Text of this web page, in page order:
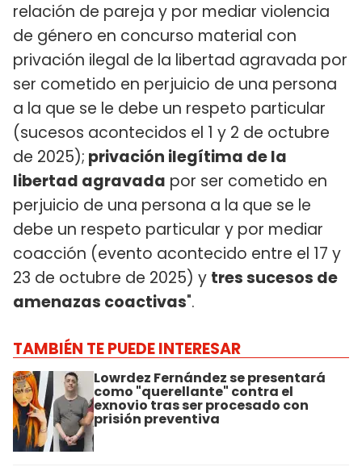
relación de pareja y por mediar violencia
de género en concurso material con
privación ilegal de la libertad agravada por
ser cometido en perjuicio de una persona
a la que se le debe un respeto particular
(sucesos acontecidos el 1 y 2 de octubre
de 2025); privación ilegítima de la
libertad agravada por ser cometido en
perjuicio de una persona a la que se le
debe un respeto particular y por mediar
coacción (evento acontecido entre el 17 y
23 de octubre de 2025) y tres sucesos de
amenazas coactivas".
TAMBIÉN TE PUEDE INTERESAR
Lowrdez Fernández se presentará
como "querellante" contra el
exnovio tras ser procesado con
prisión preventiva